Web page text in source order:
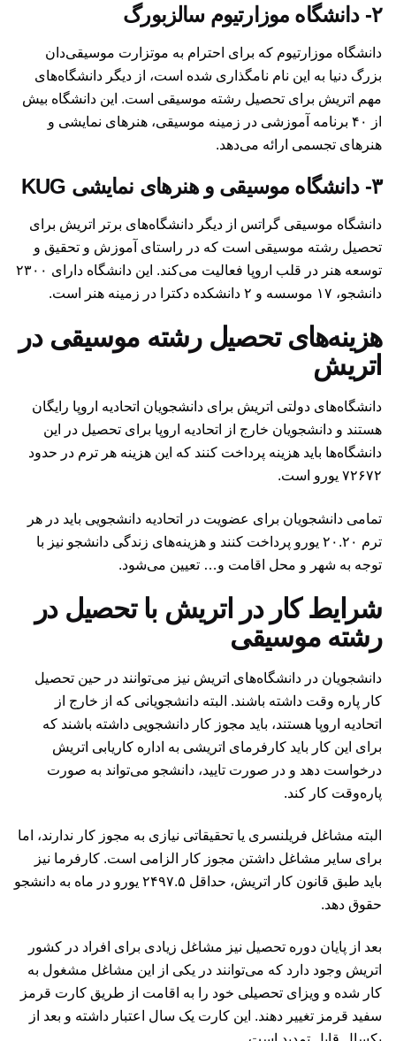
۲- دانشگاه موزارتیوم سالزبورگ
دانشگاه موزارتیوم که برای احترام به موتزارت موسیقی‌دان
بزرگ دنیا به این نام نامگذاری شده است، از دیگر دانشگاه‌های
مهم اتریش برای تحصیل رشته موسیقی است. این دانشگاه بیش
از ۴۰ برنامه آموزشی در زمینه موسیقی، هنرهای نمایشی و
هنرهای تجسمی ارائه می‌دهد.
۳- دانشگاه موسیقی و هنرهای نمایشی KUG
دانشگاه موسیقی گراتس از دیگر دانشگاه‌های برتر اتریش برای
تحصیل رشته موسیقی است که در راستای آموزش و تحقیق و
توسعه هنر در قلب اروپا فعالیت می‌کند. این دانشگاه دارای ۲۳۰۰
دانشجو، ۱۷ موسسه و ۲ دانشکده دکترا در زمینه هنر است.
هزینه‌‌های تحصیل رشته موسیقی در
اتریش
دانشگاه‌های دولتی اتریش برای دانشجویان اتحادیه اروپا رایگان
هستند و دانشجویان خارج از اتحادیه اروپا برای تحصیل در این
دانشگاه‌ها باید هزینه پرداخت کنند که این هزینه هر ترم در حدود
۷۲۶۷۲ یورو است.
تمامی دانشجویان برای عضویت در اتحادیه دانشجویی باید در هر
ترم ۲۰.۲۰ یورو پرداخت کنند و هزینه‌های زندگی دانشجو نیز با
توجه به شهر و محل اقامت و… تعیین می‌شود.
شرایط کار در اتریش با تحصیل در
رشته موسیقی
دانشجویان در دانشگاه‌های اتریش نیز می‌توانند در حین تحصیل
کار پاره وقت داشته باشند. البته دانشجویانی که از خارج از
اتحادیه اروپا هستند، باید مجوز کار دانشجویی داشته باشند که
برای این کار باید کارفرمای اتریشی به اداره کاریابی اتریش
درخواست دهد و در صورت تایید، دانشجو می‌تواند به صورت
پاره‌وقت کار کند.
البته مشاغل فریلنسری یا تحقیقاتی نیازی به مجوز کار ندارند، اما
برای سایر مشاغل داشتن مجوز کار الزامی است. کارفرما نیز
باید طبق قانون کار اتریش، حداقل ۲۴۹۷.۵ یورو در ماه به دانشجو
حقوق دهد.
بعد از پایان دوره تحصیل نیز مشاغل زیادی برای افراد در کشور
اتریش وجود دارد که می‌توانند در یکی از این مشاغل مشغول به
کار شده و ویزای تحصیلی خود را به اقامت از طریق کارت قرمز
سفید قرمز تغییر دهند. این کارت یک سال اعتبار داشته و بعد از